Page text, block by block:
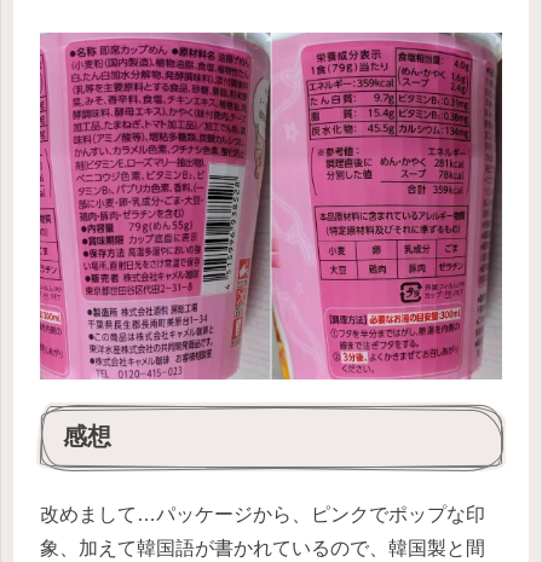
感想
改めまして…パッケージから、ピンクでポップな印
象、加えて韓国語が書かれているので、韓国製と間